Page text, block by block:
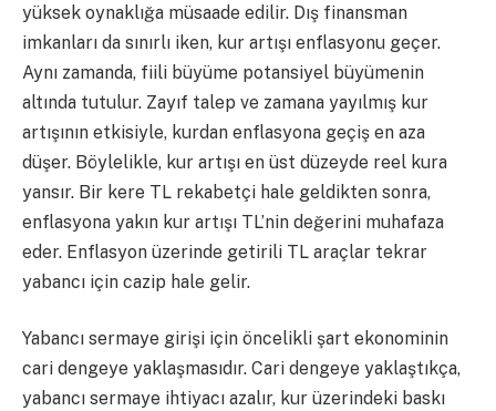
yüksek oynaklığa müsaade edilir. Dış finansman
imkanları da sınırlı iken, kur artışı enflasyonu geçer.
Aynı zamanda, fiili büyüme potansiyel büyümenin
altında tutulur. Zayıf talep ve zamana yayılmış kur
artışının etkisiyle, kurdan enflasyona geçiş en aza
düşer. Böylelikle, kur artışı en üst düzeyde reel kura
yansır. Bir kere TL rekabetçi hale geldikten sonra,
enflasyona yakın kur artışı TL’nin değerini muhafaza
eder. Enflasyon üzerinde getirili TL araçlar tekrar
yabancı için cazip hale gelir.
Yabancı sermaye girişi için öncelikli şart ekonominin
cari dengeye yaklaşmasıdır. Cari dengeye yaklaştıkça,
yabancı sermaye ihtiyacı azalır, kur üzerindeki baskı